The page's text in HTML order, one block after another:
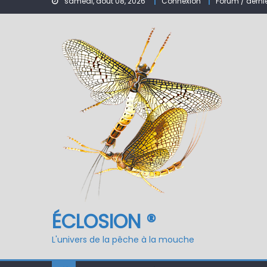
Nymphe pour NAV –
ÉCLOSION ®
L'univers de la pêche à la mouche